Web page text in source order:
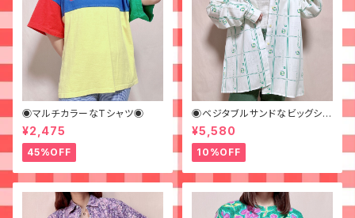
◉マルチカラーなTシャツ◉
¥2,475
45%OFF
◉ベジタブルサンドなビッグシャ
ツ◉ 古着 柄シャツ 70s 緑 幾
何学模様
¥5,580
10%OFF